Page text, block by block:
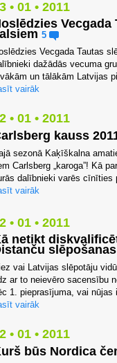
• 01 • 2011
5
Vecgada Tautas
dažādās vecuma
un tālākām Latvijas
vairāk
• 01 • 2011
kauss
sezonā Kaķīškalna
Carlsberg „karoga”! Kā
dalībnieki varēs
vairāk
• 01 • 2011
netikt
vai Latvijas slēpotāju
ar to neievēro sacensību
1. pieprasījuma, vai
vairāk
• 01 • 2011
būs Nordica